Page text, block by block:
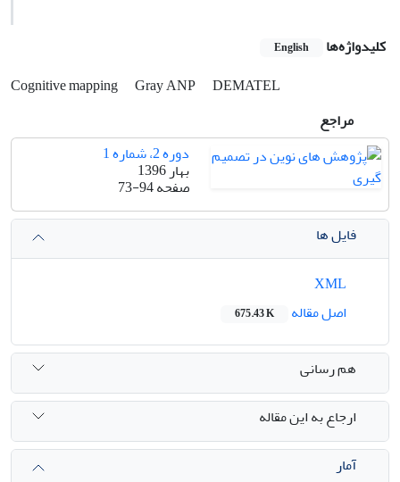
کلیدواژه‌ها English
Cognitive mapping Gray ANP
DEMATEL
مراجع
دوره 2، شماره 1
بهار 1396
صفحه73-94
فایل ها
اصل مقاله
675.43 K
هم رسانی
ارجاع به این مقاله
آمار